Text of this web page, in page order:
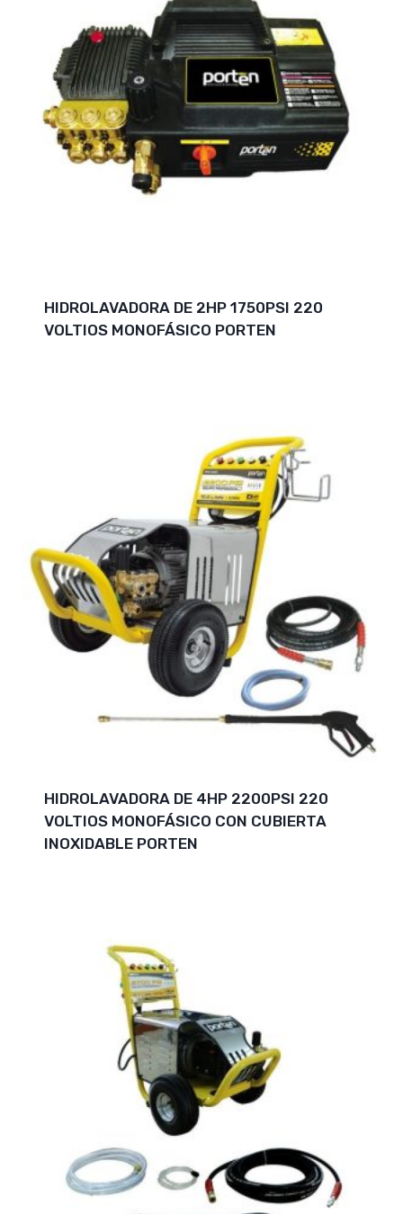
HIDROLAVADORA DE 2HP 1750PSI 220
VOLTIOS MONOFÁSICO PORTEN
HIDROLAVADORA DE 4HP 2200PSI 220
VOLTIOS MONOFÁSICO CON CUBIERTA
INOXIDABLE PORTEN